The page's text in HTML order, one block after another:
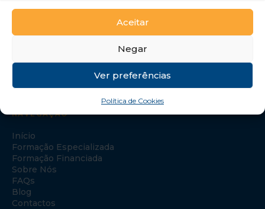
Aceitar
Negar
Ver preferências
Política de Cookies
NAVEGAÇÃO
Início
Formação Especializada
Formação Financiada
Sobre Nós
FAQs
Blog
Contactos